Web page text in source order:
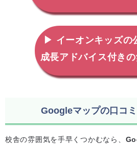
▶ イーオンキッズの
成長アドバイス付きの
Googleマップの口コ
校舎の雰囲気を手早くつかむなら、